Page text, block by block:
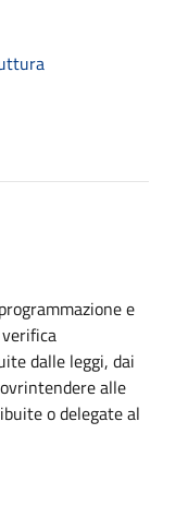
e
dalle leggi, dai
alle
o delegate al